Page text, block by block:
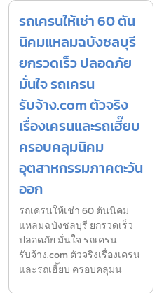
รถเครนให้เช่า 60 ตัน
นิคมแหลมฉบังชลบุรี
ยกรวดเร็ว ปลอดภัย
มั่นใจ รถเครน
รับจ้าง.com ตัวจริง
เรื่องเครนและรถเฮี๊ยบ
ครอบคลุมนิคม
อุตสาหกรรมภาคตะวัน
ออก
รถเครนให้เช่า 60 ตันนิคม
แหลมฉบังชลบุรี ยกรวดเร็ว
ปลอดภัย มั่นใจ รถเครน
รับจ้าง.com ตัวจริงเรื่องเครน
และรถเฮี๊ยบ ครอบคลุมน